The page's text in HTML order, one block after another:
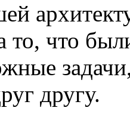
то, что
другу.